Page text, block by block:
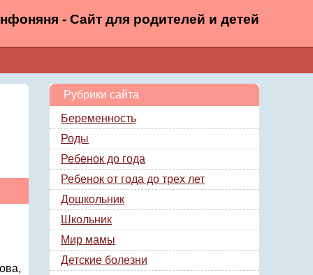
- Сайт для родителей и детей
Рубрики сайта
Беременность
Роды
Ребенок до года
Ребенок от года до трех лет
Дошкольник
Школьник
Мир мамы
Детские болезни